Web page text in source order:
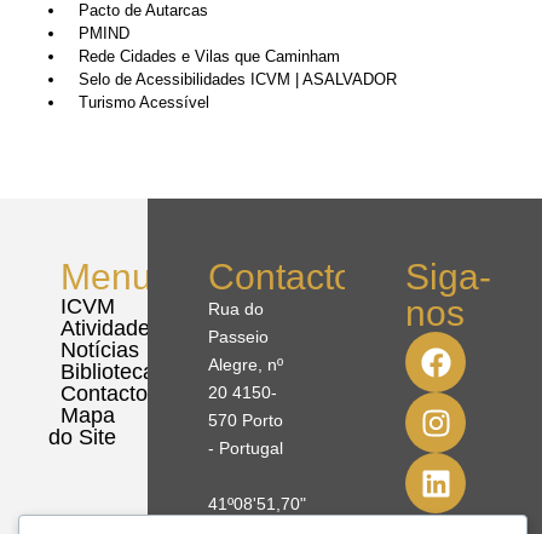
Pacto de Autarcas
PMIND
Rede Cidades e Vilas que Caminham
Selo de Acessibilidades ICVM | ASALVADOR
Turismo Acessível
Menu
ICVM
Atividades
Notícias
Biblioteca
Contactos
Mapa
do Site
Contactos
Rua do
Passeio
Alegre, nº
20 4150-
570 Porto
- Portugal
41º08'51,70"
Siga-
nos